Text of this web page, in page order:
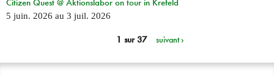
Citizen Quest @ Aktionslabor on tour in Krefeld
5 juin. 2026 au 3 juil. 2026
1 sur 37 suivant ›